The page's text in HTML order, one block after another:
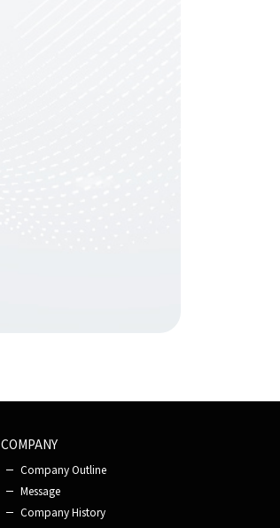
COMPANY
Company Outline
Message
Company History